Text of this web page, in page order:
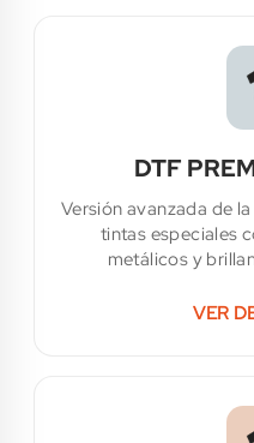
DTF
Versión avanzada de
tintas especiales
metálicos y
VER